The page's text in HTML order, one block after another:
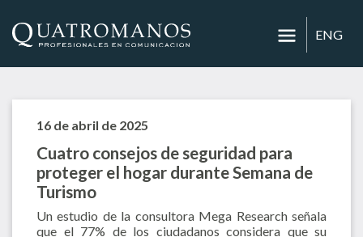
ENG
16 de abril de 2025
Cuatro consejos de seguridad para
proteger el hogar durante Semana de
Turismo
Un estudio de la consultora Mega Research señala
que el 77% de los ciudadanos considera que su